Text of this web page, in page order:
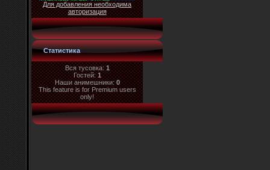
Для добавления необходима
авторизация
Статистика
Вся тусовка:1
Гостей:1
Наши анимешники:0
This feature is for Premium users
only!